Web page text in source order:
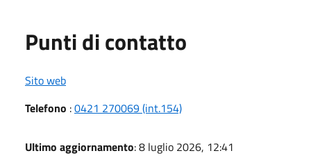
Punti di contatto
Sito web
Telefono :0421 270069 (int.154)
Ultimo aggiornamento: 8 luglio 2026, 12:41